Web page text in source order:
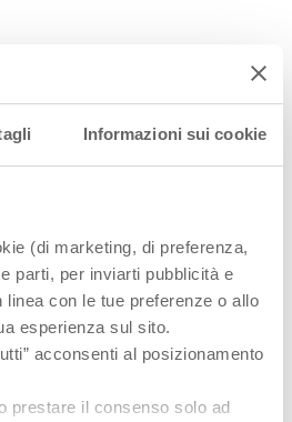
Informazioni sui cookie
(di marketing, di preferenza,
parti, per inviarti pubblicità e
con le tue preferenze o allo
esperienza sul sito.
acconsenti al posizionamento
prestare il consenso solo ad
la
et
Bouger les ailes du
papillon